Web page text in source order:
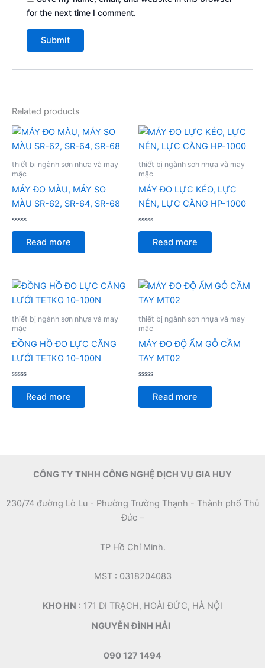
for the next time I comment.
Related products
thiết bị ngành sơn nhựa và may
mặc
MÁY ĐO MÀU, MÁY SO
MÀU SR-62, SR-64, SR-68
Rated
of
Read more
thiết bị ngành sơn nhựa và may
mặc
MÁY ĐO LỰC KÉO, LỰC
NÉN, LỰC CĂNG HP-1000
Rated
of
Read more
thiết bị ngành sơn nhựa và may
mặc
ĐỒNG HỒ ĐO LỰC CĂNG
LƯỚI TETKO 10-100N
Rated
of
Read more
thiết bị ngành sơn nhựa và may
mặc
MÁY ĐO ĐỘ ẨM GỖ CẦM
TAY MT02
Rated
of
Read more
CÔNG TY TNHH CÔNG NGHỆ DỊCH VỤ GIA HUY
230/74 đường Lò Lu - Phường Trường Thạnh - Thành phố Thủ
Đức –
TP Hồ Chí Minh.
MST : 0318204083
KHO HN : 171 DI TRẠCH, HOÀI ĐỨC, HÀ NỘI
NGUYỄN ĐÌNH HẢI
090 127 1494